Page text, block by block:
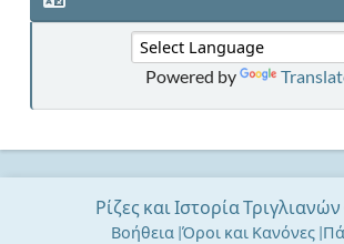
Powered by
Ρίζες και Ιστορία
Βοήθεια Όροι και Κανόνες